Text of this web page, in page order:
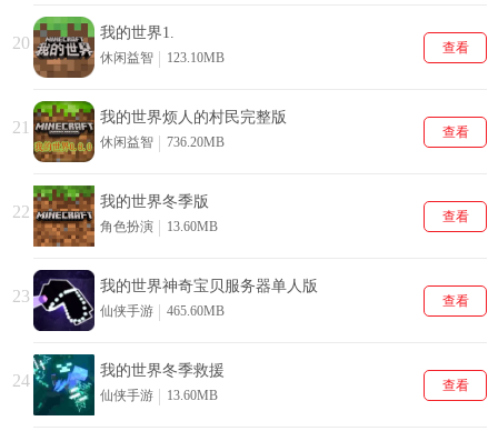
20
我的世界1.
休闲益智 123.10MB
查看
21
我的世界烦人的村民完整版
休闲益智 736.20MB
查看
22
我的世界冬季版
角色扮演 13.60MB
查看
23
我的世界神奇宝贝服务器单人版
仙侠手游 465.60MB
查看
24
我的世界冬季救援
仙侠手游 13.60MB
查看